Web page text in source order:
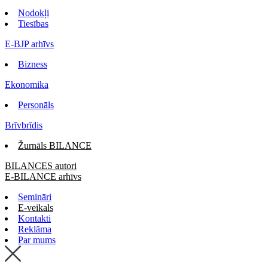
Nodokļi
Tiesības
E-BJP arhīvs
Bizness
Ekonomika
Personāls
Brīvbrīdis
Žurnāls BILANCE
BILANCES autori
E-BILANCE arhīvs
Semināri
E-veikals
Kontakti
Reklāma
Par mums